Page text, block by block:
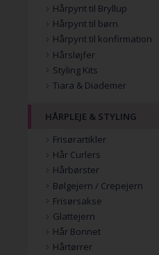
Hårpynt til Bryllup
Hårpynt til børn
Hårpynt til konfirmation
Hårsløjfer
Styling Kits
Tiara & Diademer
HÅRPLEJE & STYLING
Frisørartikler
Hår Curlers
Hårbørster
Bølgejern / Crepejern
Frisørsakse
Glattejern
Hår Bonnet
Hårtørrer